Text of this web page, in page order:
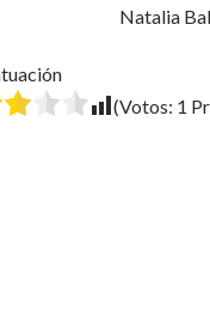
Natalia
(Votos: 1